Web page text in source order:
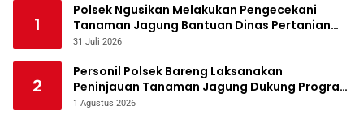
1
Polsek Ngusikan Melakukan Pengecekani
Tanaman Jagung Bantuan Dinas Pertanian
melalui Polres Jombang
31 Juli 2026
2
Personil Polsek Bareng Laksanakan
Peninjauan Tanaman Jagung Dukung Program
Ketahanan Pangan
1 Agustus 2026